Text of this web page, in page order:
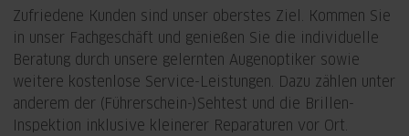
Zufriedene Kunden sind unser oberstes Ziel. Kommen Sie
in unser Fachgeschäft und genießen Sie die individuelle
Beratung durch unsere gelernten Augenoptiker sowie
weitere kostenlose Service-Leistungen. Dazu zählen unter
anderem der (Führerschein-)Sehtest und die Brillen-
Inspektion inklusive kleinerer Reparaturen vor Ort.